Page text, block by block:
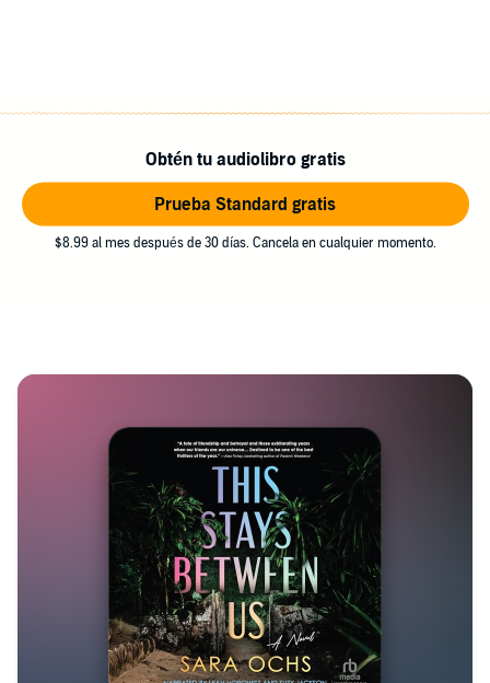
Obtén tu audiolibro gratis
Prueba Standard gratis
$8.99 al mes después de 30 días. Cancela en cualquier momento.